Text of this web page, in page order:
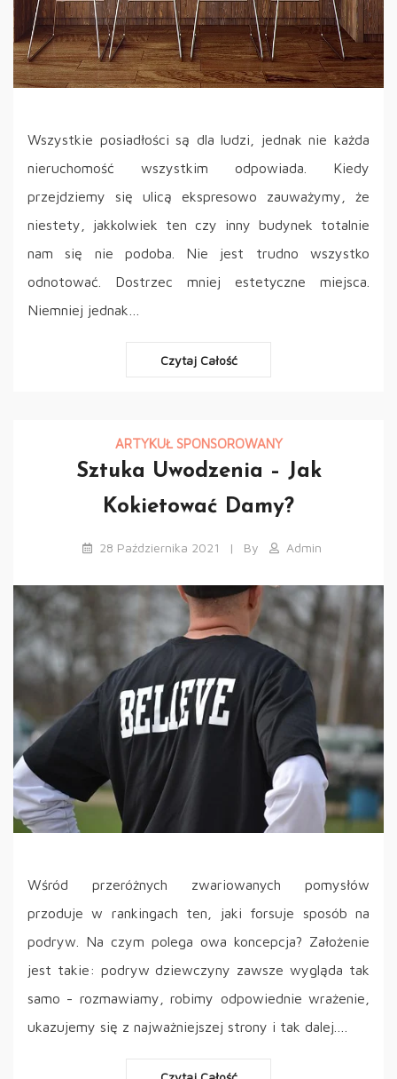
Wszystkie posiadłości są dla ludzi, jednak nie każda
nieruchomość wszystkim odpowiada. Kiedy
przejdziemy się ulicą ekspresowo zauważymy, że
niestety, jakkolwiek ten czy inny budynek totalnie
nam się nie podoba. Nie jest trudno wszystko
odnotować. Dostrzec mniej estetyczne miejsca.
Niemniej jednak…
Czytaj Całość
ARTYKUŁ SPONSOROWANY
Sztuka Uwodzenia – Jak
Kokietować Damy?
28 Października 2021 By Admin
Wśród przeróżnych zwariowanych pomysłów
przoduje w rankingach ten, jaki forsuje sposób na
podryw. Na czym polega owa koncepcja? Założenie
jest takie: podryw dziewczyny zawsze wygląda tak
samo - rozmawiamy, robimy odpowiednie wrażenie,
ukazujemy się z najważniejszej strony i tak dalej.…